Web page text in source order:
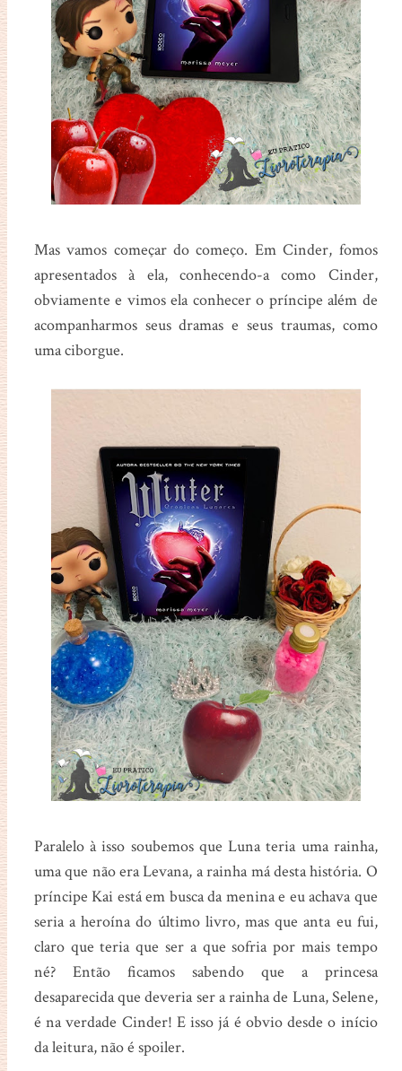
Mas vamos começar do começo. Em Cinder, fomos
apresentados à ela, conhecendo-a como Cinder,
obviamente e vimos ela conhecer o príncipe além de
acompanharmos seus dramas e seus traumas, como
uma ciborgue.
Paralelo à isso soubemos que Luna teria uma rainha,
uma que não era Levana, a rainha má desta história. O
príncipe Kai está em busca da menina e eu achava que
seria a heroína do último livro, mas que anta eu fui,
claro que teria que ser a que sofria por mais tempo
né? Então ficamos sabendo que a princesa
desaparecida que deveria ser a rainha de Luna, Selene,
é na verdade Cinder! E isso já é obvio desde o início
da leitura, não é spoiler.